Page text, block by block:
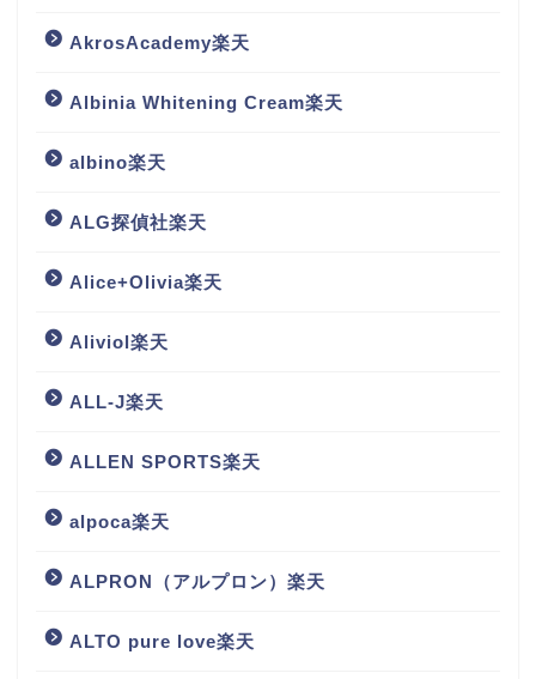
AkrosAcademy楽天
Albinia Whitening Cream楽天
albino楽天
ALG探偵社楽天
Alice+Olivia楽天
Aliviol楽天
ALL-J楽天
ALLEN SPORTS楽天
alpoca楽天
ALPRON（アルプロン）楽天
ALTO pure love楽天